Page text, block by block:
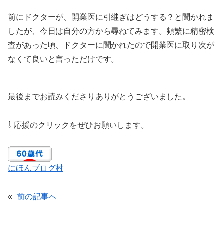
前にドクターが、開業医に引継ぎはどうする？と聞かれま
したが、今日は自分の方から尋ねてみます。頻繁に精密検
査があった頃、ドクターに聞かれたので開業医に取り次が
なくて良いと言っただけです。
最後までお読みくださりありがとうございました。
⇩ 応援のクリックをぜひお願いします。
にほんブログ村
« 前の記事へ